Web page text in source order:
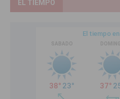
EL TIEMPO